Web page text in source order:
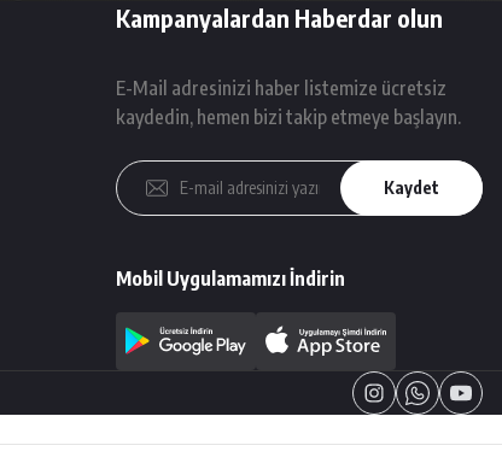
Kampanyalardan Haberdar olun
E-Mail adresinizi haber listemize ücretsiz
kaydedin, hemen bizi takip etmeye başlayın.
Kaydet
Mobil Uygulamamızı İndirin